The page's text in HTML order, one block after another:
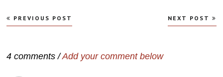
Navegação
de
PREVIOUS POST NEXT POST
4 comments /Add your comment below